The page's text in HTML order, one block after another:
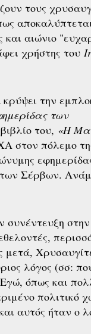
τους
αιώνιο
χρήστης του
την
των
του, «Η
στον πόλεμο
των Σέρβων.
στην
μετά,
λόγος (σσ:
όπως και
πολιτικό
αυτός ήταν ο